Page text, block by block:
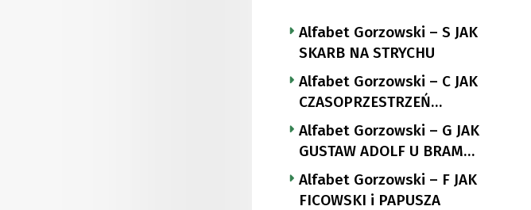
Alfabet Gorzowski – S JAK
SKARB NA STRYCHU
Alfabet Gorzowski – C JAK
CZASOPRZESTRZEŃ
NUTTGENSA
Alfabet Gorzowski – G JAK
GUSTAW ADOLF U BRAM
LANDSBERGA
Alfabet Gorzowski – F JAK
FICOWSKI i PAPUSZA